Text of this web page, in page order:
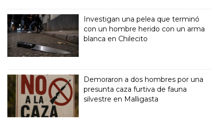
Investigan una pelea que terminó
con un hombre herido con un arma
blanca en Chilecito
Demoraron a dos hombres por una
presunta caza furtiva de fauna
silvestre en Malligasta